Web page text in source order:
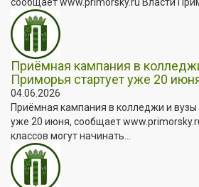
Приёмная кампания в
Приморья стартует уже 20
04.06.2026
Приёмная кампания в колледжи и вузы
уже 20 июня, сообщает
классов могут начинать...